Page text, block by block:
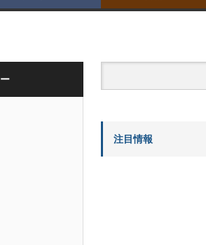
注目情報